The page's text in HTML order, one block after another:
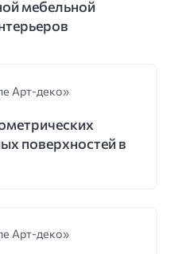
мебельной
Арт-деко»
поверхностей в
Арт-деко»